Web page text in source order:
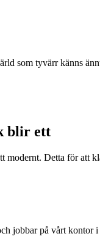
som tyvärr känns
blir ett
modernt. Detta för att
jobbar på vårt